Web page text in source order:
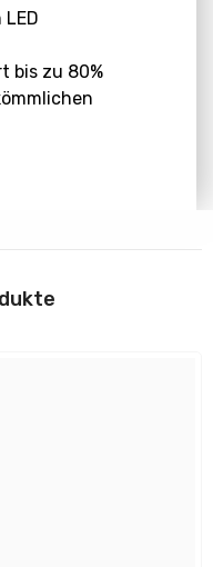
bis zu 80%